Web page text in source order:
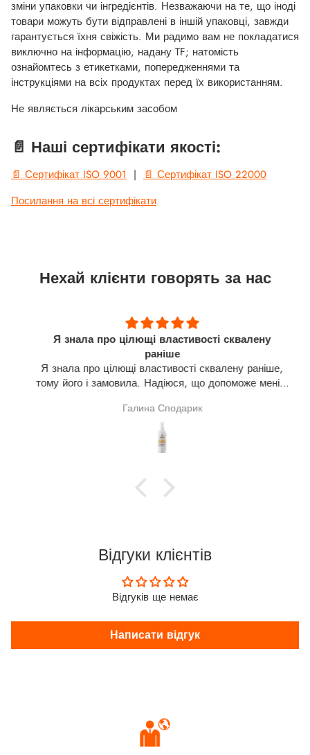
зміни упаковки чи інгредієнтів. Незважаючи на те, що іноді
товари можуть бути відправлені в іншій упаковці, завжди
гарантується їхня свіжість. Ми радимо вам не покладатися
виключно на інформацію, надану TF; натомість
ознайомтесь з етикетками, попередженнями та
інструкціями на всіх продуктах перед їх використанням.
Не являється лікарським засобом
📄 Наші сертифікати якості:
📄 Сертифікат ISO 9001 |
📄 Сертифікат ISO 22000
Посилання на всі сертифікати
Нехай клієнти говорять за нас
Я знала про цілющі властивості сквалену
раніше
Я знала про цілющі властивості сквалену раніше,
тому його і замовила. Надіюся, що допоможе мені в
результат говорити зарано.
Галина Сподарик
Відгуки клієнтів
Відгуків ще немає
Написати відгук